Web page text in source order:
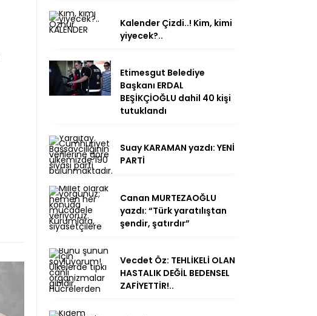
Kalender Çizdi..! Kim, kimi
yiyecek?..
Etimesgut Belediye
Başkanı ERDAL
BEŞİKÇİOĞLU dahil 40 kişi
tutuklandı
Suay KARAMAN yazdı: YENİ
PARTİ
Canan MURTEZAOĞLU
yazdı: “Türk yaratılıştan
şendir, şatırdır”
Vecdet Öz: TEHLİKELİ OLAN
HASTALIK DEĞİL BEDENSEL
ZAFİYETTİR!..